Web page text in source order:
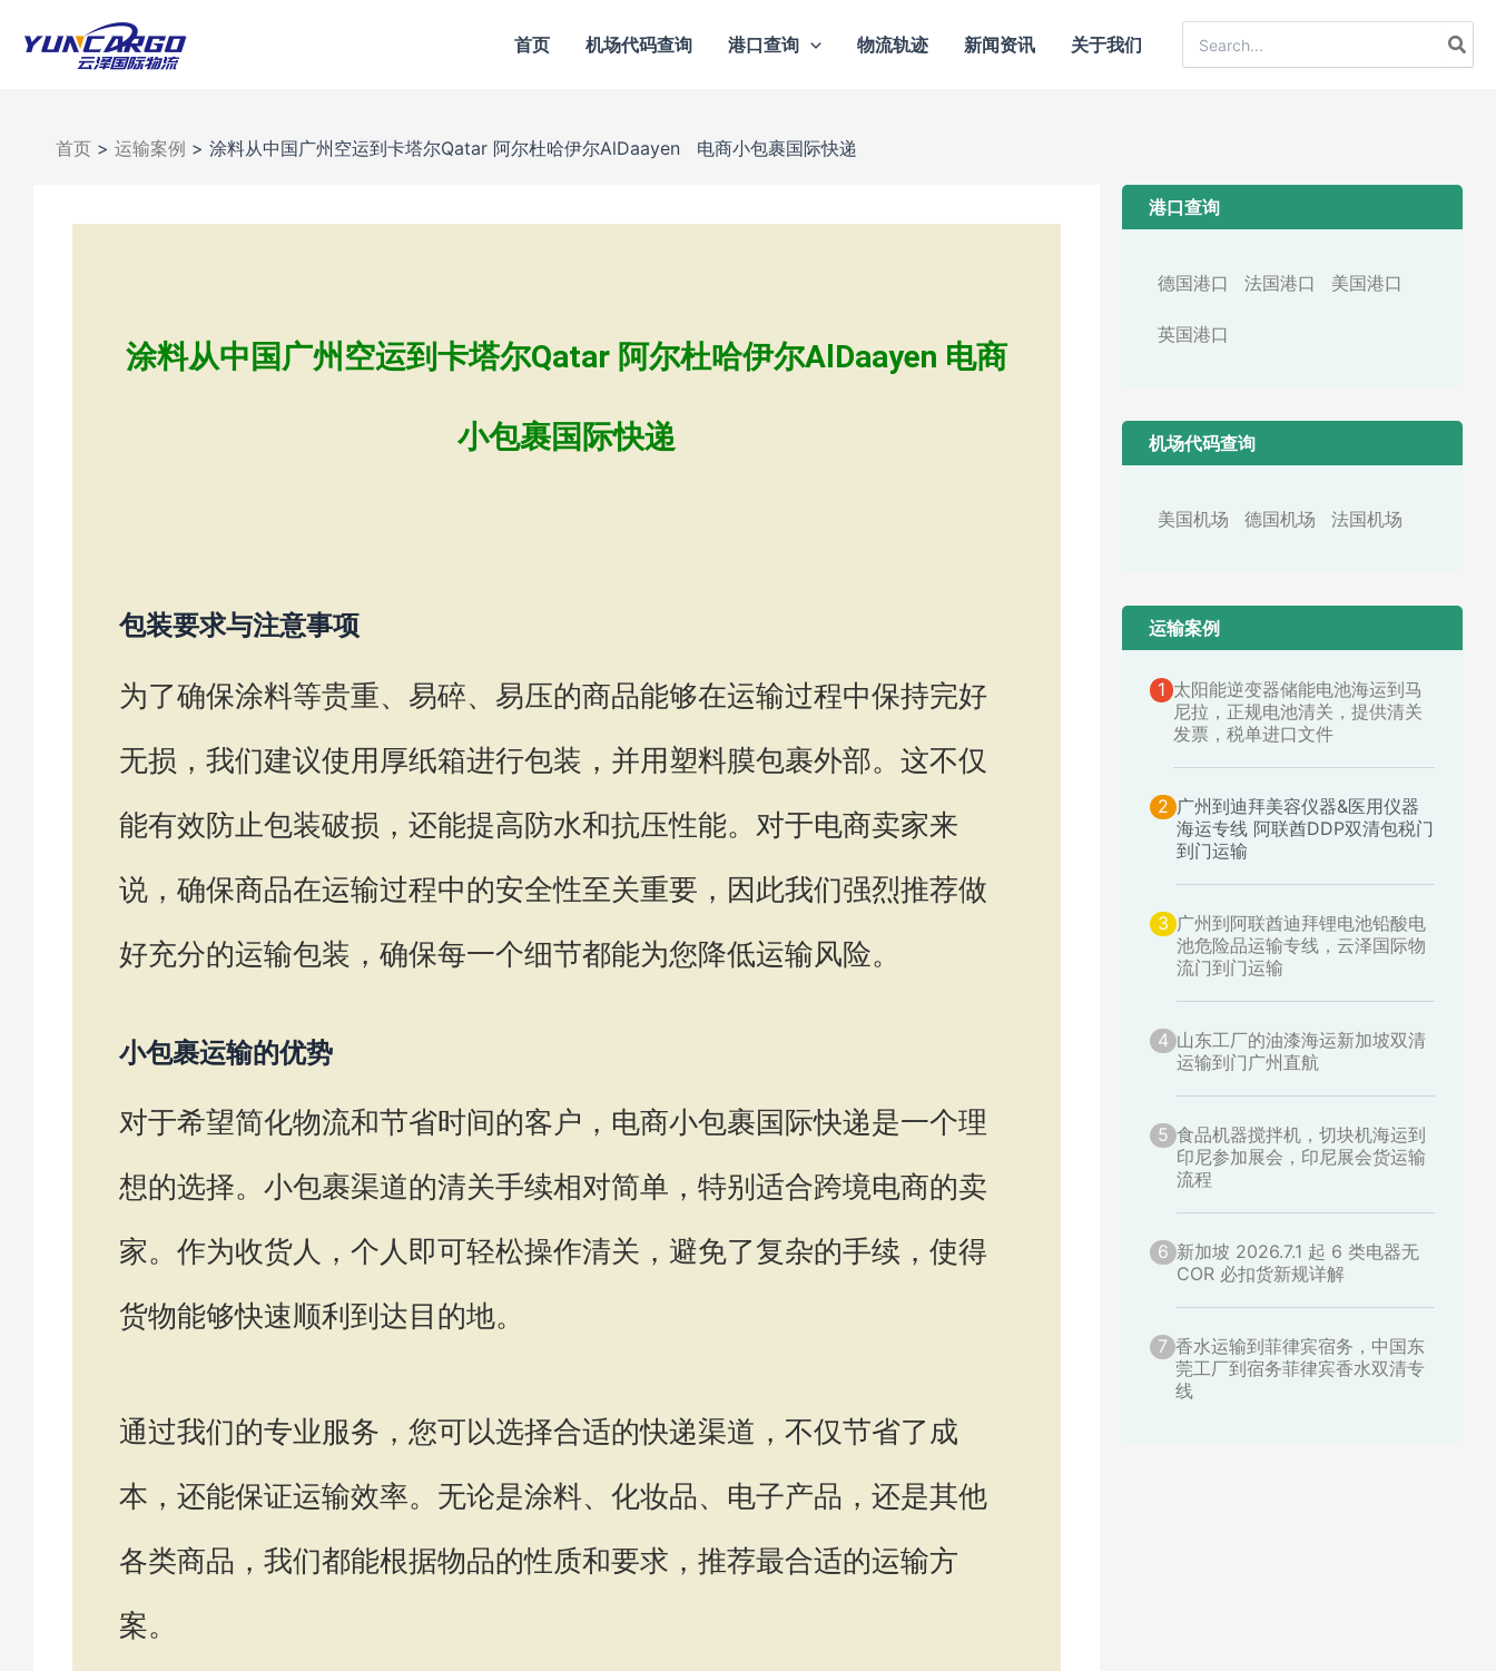
首页 机场代码查询 港口查询 物流轨迹 新闻资讯 关于我们
for:
首页 > 运输案例 > 涂料从中国广州空运到卡塔尔Qatar 阿尔杜哈伊尔AlDaayen 电商小包裹国际快递
涂料从中国广州空运到卡塔尔Qatar 阿尔杜哈伊尔AlDaayen 电商
小包裹国际快递
包装要求与注意事项
为了确保涂料等贵重、易碎、易压的商品能够在运输过程中保持完好
无损，我们建议使用厚纸箱进行包装，并用塑料膜包裹外部。这不仅
能有效防止包装破损，还能提高防水和抗压性能。对于电商卖家来
说，确保商品在运输过程中的安全性至关重要，因此我们强烈推荐做
好充分的运输包装，确保每一个细节都能为您降低运输风险。
小包裹运输的优势
对于希望简化物流和节省时间的客户，电商小包裹国际快递是一个理
想的选择。小包裹渠道的清关手续相对简单，特别适合跨境电商的卖
家。作为收货人，个人即可轻松操作清关，避免了复杂的手续，使得
货物能够快速顺利到达目的地。
通过我们的专业服务，您可以选择合适的快递渠道，不仅节省了成
本，还能保证运输效率。无论是涂料、化妆品、电子产品，还是其他
各类商品，我们都能根据物品的性质和要求，推荐最合适的运输方
案。
港口查询
德国港口 法国港口 美国港口
英国港口
机场代码查询
美国机场 德国机场 法国机场
运输案例​
1 太阳能逆变器储能电池海运到马
尼拉，正规电池清关，提供清关
发票，税单进口文件
2 广州到迪拜美容仪器&医用仪器
海运专线 阿联酋DDP双清包税门
到门运输
3 广州到阿联酋迪拜锂电池铅酸电
池危险品运输专线，云泽国际物
流门到门运输
4 山东工厂的油漆海运新加坡双清
运输到门广州直航
5 食品机器搅拌机，切块机海运到
印尼参加展会，印尼展会货运输
流程
6 新加坡 2026.7.1 起 6 类电器无
COR 必扣货新规详解
7 香水运输到菲律宾宿务，中国东
莞工厂到宿务菲律宾香水双清专
线